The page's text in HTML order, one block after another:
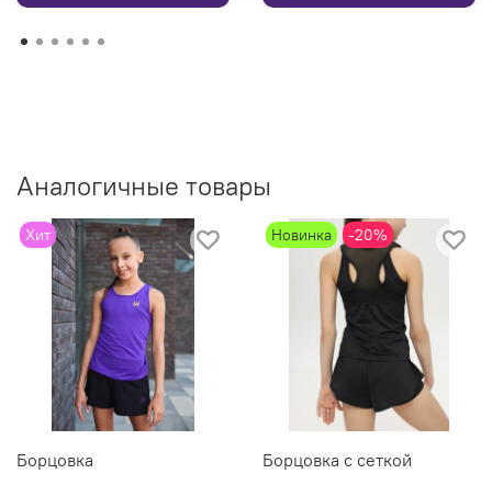
Аналогичные товары
Хит
Борцовка
Новинка -20%
Борцовка с сеткой